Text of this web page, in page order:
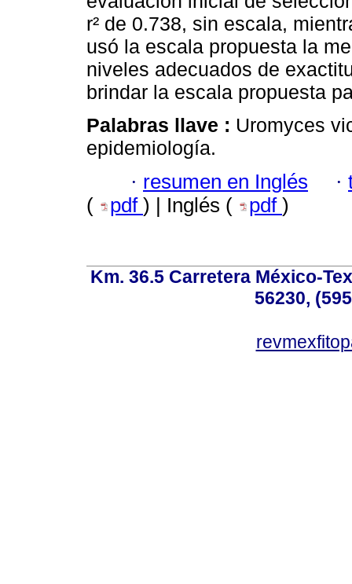
r² de 0.738, sin escala,
usó la escala propuesta la
niveles adecuados de
brindar la escala propuesta
Palabras llave : Uromyces
epidemiología.
· resumen en Inglés ·
(
pdf ) | Inglés ( pdf )
Km. 36.5 Carretera México-
56230,